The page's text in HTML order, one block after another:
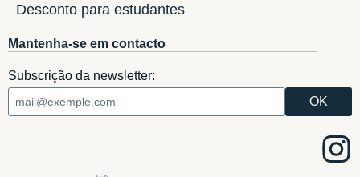
Desconto para estudantes
Mantenha-se em contacto
Subscrição da newsletter: